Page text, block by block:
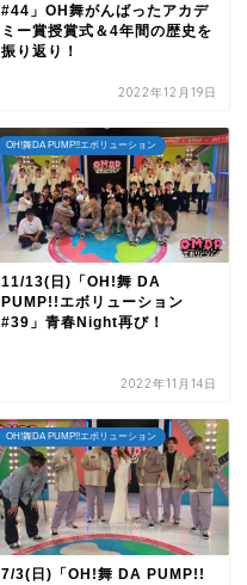
#44」OH舞がんばったアカデ
ミー賞授賞式＆4年間の歴史を
振り返り！
2022年12月19日
OH!舞DA PUMP!!エボリューション
11/13(日)「OH!舞 DA
PUMP!!エボリューション
#39」青春Night再び！
2022年11月14日
OH!舞DA PUMP!!エボリューション
7/3(日)「OH!舞 DA PUMP!!